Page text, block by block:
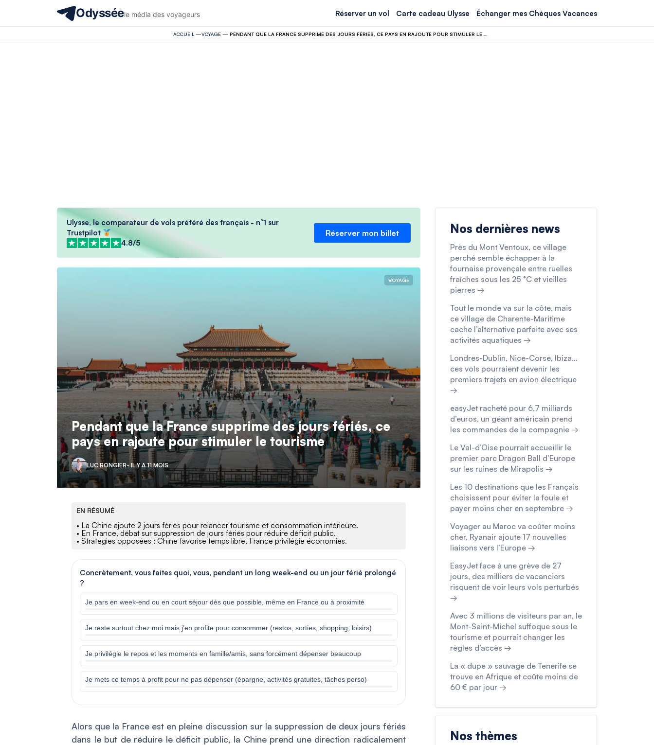
Odysséele média des voyageurs Réserver un vol Carte cadeau Ulysse Échanger mes Chèques Vacances
ACCUEIL —VOYAGE—
Ulysse, le comparateur de vols préféré des français - n°1 sur
Trustpilot
4.8/5
Réserver mon billet
VOYAGE
Pendant que la France supprime des jours fériés, ce
pays en rajoute pour stimuler le tourisme
LUC RONGIER- IL Y A 11 MOIS
EN RÉSUMÉ
• La Chine ajoute 2 jours fériés pour relancer tourisme et consommation intérieure.
• En France, débat sur suppression de jours fériés pour réduire déficit public.
• Stratégies opposées : Chine favorise temps libre, France privilégie économies.
Concrètement, vous faites quoi, vous, pendant un long week-end ou un jour férié prolongé
?
Je pars en week-end ou en court séjour dès que possible, même en France ou à proximité
Je reste surtout chez moi mais j’en profite pour consommer (restos, sorties, shopping, loisirs)
Je privilégie le repos et les moments en famille/amis, sans forcément dépenser beaucoup
Je mets ce temps à profit pour ne pas dépenser (épargne, activités gratuites, tâches perso)
Alors que la France est en pleine discussion sur la suppression de deux jours fériés
dans le but de réduire le déficit public, la Chine prend une direction radicalement
Nos dernières news
Près du Mont Ventoux, ce village
perché semble échapper à la
fournaise provençale entre ruelles
fraîches sous les 25 °C et vieilles
pierres →
Tout le monde va sur la côte, mais
ce village de Charente-Maritime
cache l’alternative parfaite avec ses
activités aquatiques →
Londres-Dublin, Nice-Corse, Ibiza…
ces vols pourraient devenir les
premiers trajets en avion électrique
→
easyJet racheté pour 6,7 milliards
d’euros, un géant américain prend
les commandes de la compagnie →
Le Val-d’Oise pourrait accueillir le
premier parc Dragon Ball d’Europe
sur les ruines de Mirapolis →
Les 10 destinations que les Français
choisissent pour éviter la foule et
payer moins cher en septembre →
Voyager au Maroc va coûter moins
cher, Ryanair ajoute 17 nouvelles
liaisons vers l’Europe →
EasyJet face à une grève de 27
jours, des milliers de vacanciers
risquent de voir leurs vols perturbés
→
Avec 3 millions de visiteurs par an, le
Mont-Saint-Michel suffoque sous le
tourisme et pourrait changer les
règles d’accès →
La « dupe » sauvage de Tenerife se
trouve en Afrique et coûte moins de
60 € par jour →
Nos thèmes